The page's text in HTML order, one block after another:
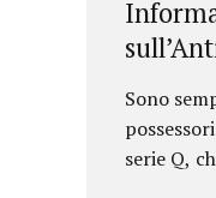
Sono
serie Q,